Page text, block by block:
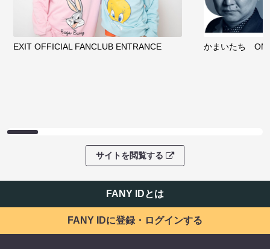
EXIT OFFICIAL FANCLUB ENTRANCE かまいたち
サイトを閲覧する
FANY IDとは
FANY IDに登録・ログインする